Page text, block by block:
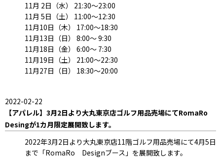
11月 2日（水） 21:30～23:00
11月 5日（土） 11:00～12:30
11月10日（木） 17:00～18:30
11月13日（日） 8:00～ 9:30
11月18日（金） 6:00～ 7:30
11月19日（土） 21:00～22:30
11月27日（日） 18:30～20:00
2022-02-22
【アパレル】3月2日より大丸東京店ゴルフ用品売場にてRomaRo
Desingが1カ月限定展開致します。
2022年3月2日より大丸東京店11階ゴルフ用品売場にて4月5日
まで「RomaRo Designブース」を展開致します。